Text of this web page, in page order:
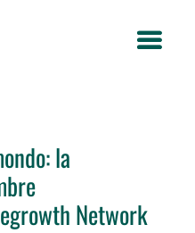
la
Network